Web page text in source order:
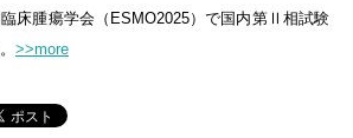
臨床腫瘍学会（ESMO2025）で国内第Ⅱ相試験
>>more